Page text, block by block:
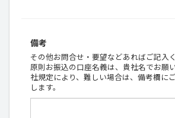
備考
その他お問合せ・要望などあればご記入
原則お振込の口座名義は、貴社名でお願
社規定により、難しい場合は、備考欄に
します。